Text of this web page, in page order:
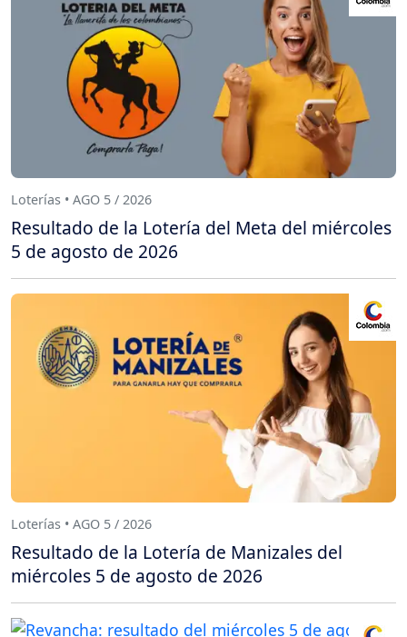
Loterías • AGO 5 / 2026
Resultado de la Lotería del Meta del miércoles
5 de agosto de 2026
Loterías • AGO 5 / 2026
Resultado de la Lotería de Manizales del
miércoles 5 de agosto de 2026